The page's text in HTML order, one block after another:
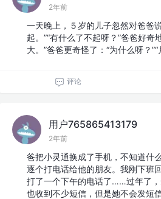
2年前
一天晚上，５岁的儿子忽然对爸爸
起。”“有什么了不起呀？”爸爸好奇
大。”爸爸更奇怪了：“为什么呀？
评论
用户765865413179
2年前
爸把小灵通换成了手机，不知道什
逐个打电话给他的朋友。我刚下班
打了一个下午的电话了……过年了
也收到不少短信，但是她不会发短